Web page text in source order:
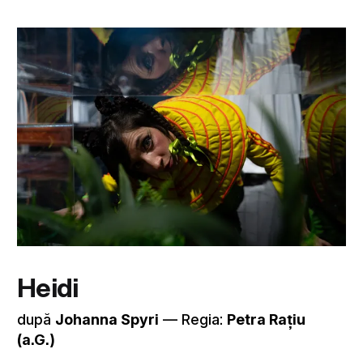
Heidi
după Johanna Spyri –– Regia: Petra Rațiu
(a.G.)